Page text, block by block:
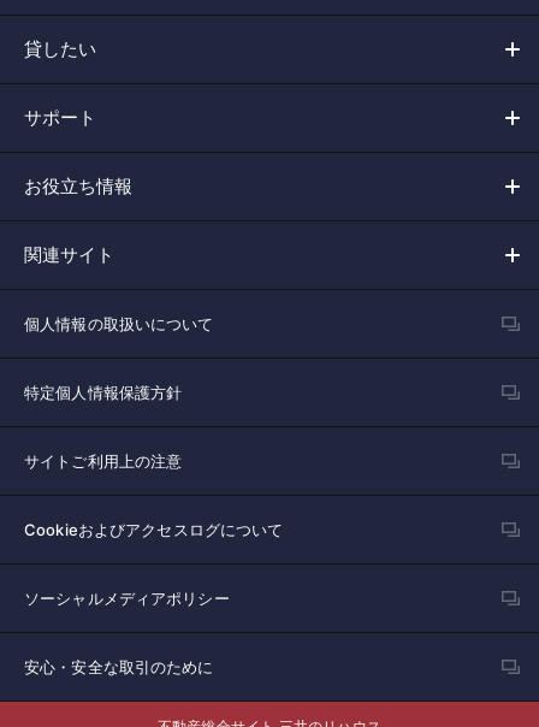
貸したい
サポート
お役立ち情報
関連サイト
個人情報の取扱いについて
特定個人情報保護方針
サイトご利用上の注意
Cookieおよびアクセスログについて
ソーシャルメディアポリシー
安心・安全な取引のために